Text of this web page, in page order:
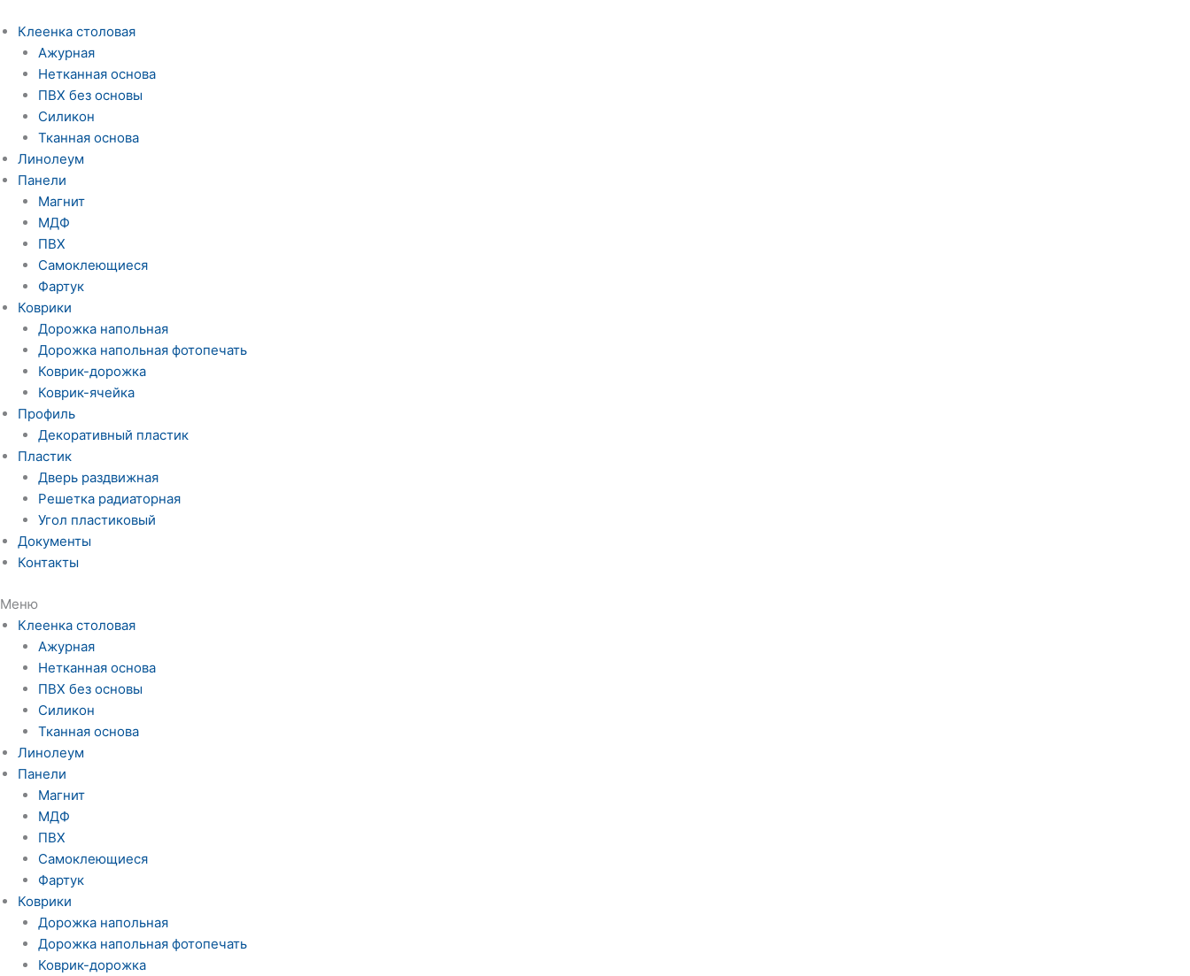
к
содержимому
Клеенка столовая
Ажурная
Нетканная основа
ПВХ без основы
Силикон
Тканная основа
Линолеум
Панели
Магнит
МДФ
ПВХ
Самоклеющиеся
Фартук
Коврики
Дорожка напольная
Дорожка напольная фотопечать
Коврик-дорожка
Коврик-ячейка
Профиль
Декоративный пластик
Пластик
Дверь раздвижная
Решетка радиаторная
Угол пластиковый
Документы
Контакты
Меню
Клеенка столовая
Ажурная
Нетканная основа
ПВХ без основы
Силикон
Тканная основа
Линолеум
Панели
Магнит
МДФ
ПВХ
Самоклеющиеся
Фартук
Коврики
Дорожка напольная
Дорожка напольная фотопечать
Коврик-дорожка